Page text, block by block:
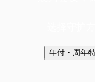
年付・周年